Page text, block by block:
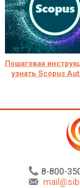
Пошаговая
узнать Scopus
8-800-